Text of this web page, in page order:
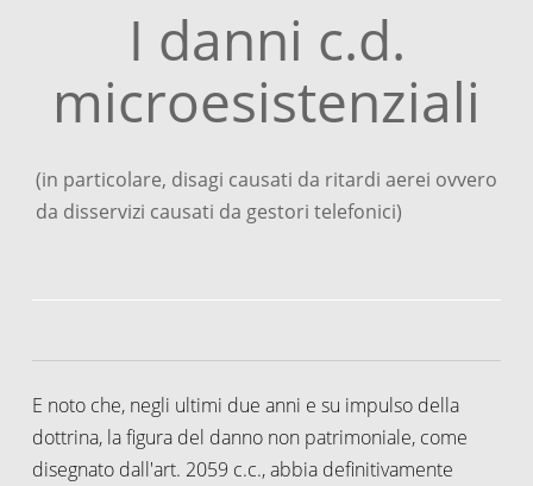
I danni c.d.
microesistenziali
(in particolare, disagi causati da ritardi aerei ovvero
da disservizi causati da gestori telefonici)
E noto che, negli ultimi due anni e su impulso della
dottrina, la figura del danno non patrimoniale, come
disegnato dall'art. 2059 c.c., abbia definitivamente